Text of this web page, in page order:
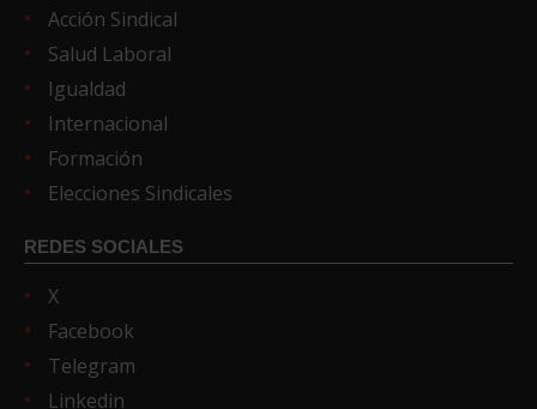
Acción Sindical
Salud Laboral
Igualdad
Internacional
Formación
Elecciones Sindicales
REDES SOCIALES
X
Facebook
Telegram
Linkedin